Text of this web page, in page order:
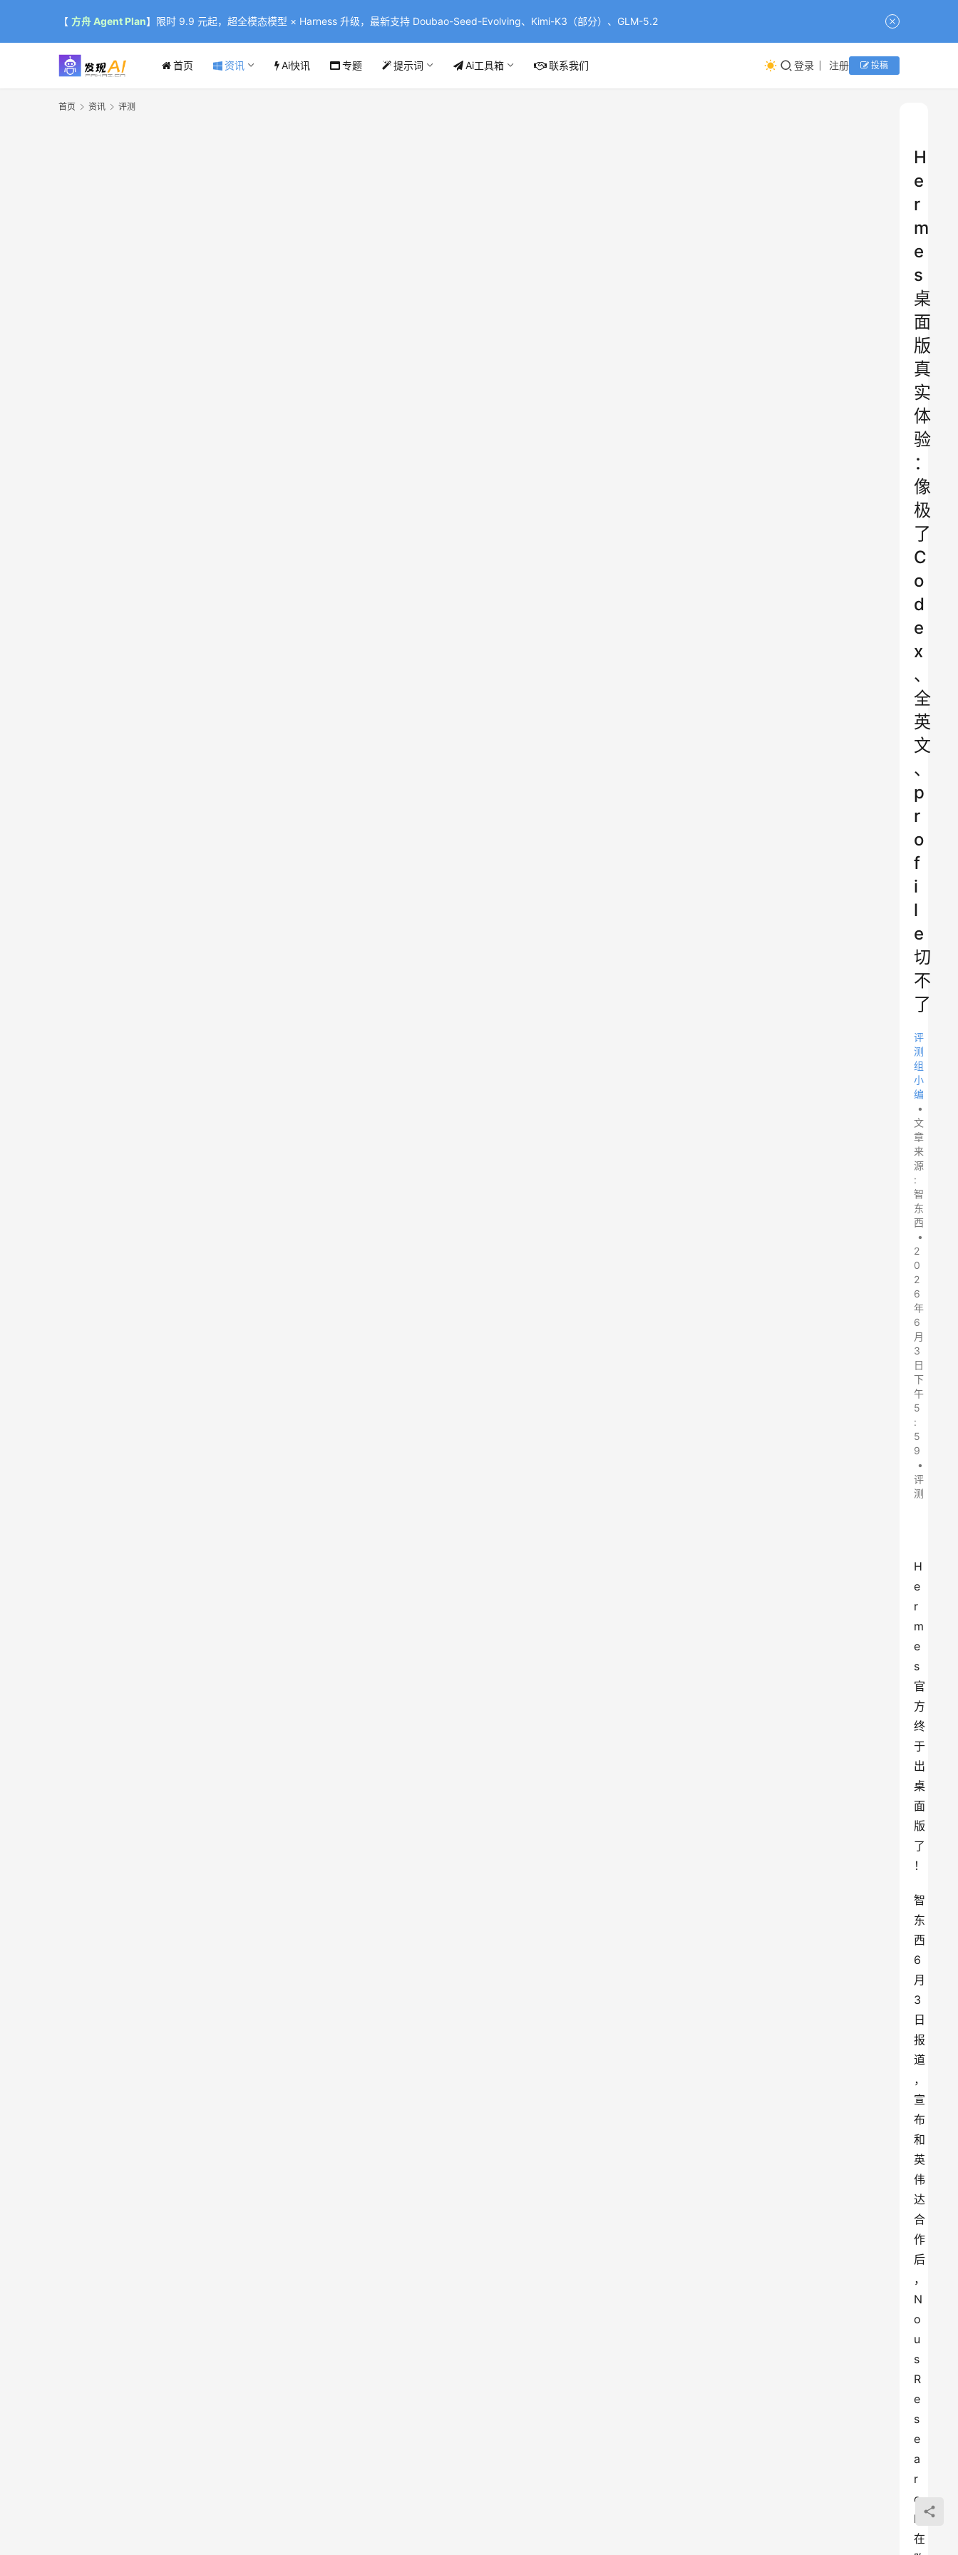
【 方舟 Agent Plan】限时 9.9 元起，超全模态模型 × Harness 升级，最新支持 Doubao-Seed-Evolving、Kimi-K3（部分）、GLM-5.2
首页 资讯 Ai快讯 专题 提示词 Ai工具箱 联系我们 登录 注册 投稿
首页 资讯 评测
H
e
r
m
e
s
桌
面
版
真
实
体
验
：
像
极
了
C
o
d
e
x
、
全
英
文
、
p
r
o
f
i
l
e
切
不
了
评
测
组
小
编
•
文
章
来
源
:
智
东
西
•
2
0
2
6
年
6
月
3
日
下
午
5
:
5
9
•
评
测
H
e
r
m
e
s
官
方
终
于
出
桌
面
版
了
！
智
东
西
6
月
3
日
报
道
，
宣
布
和
英
伟
达
合
作
后
，
N
o
u
s
R
e
s
e
a
r
c
h
在